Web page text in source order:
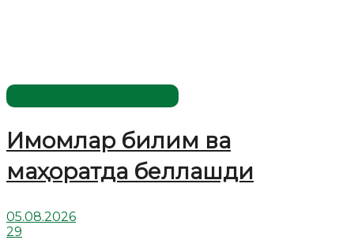
Имомлар билим ва
маҳоратда беллашди
05.08.2026
29